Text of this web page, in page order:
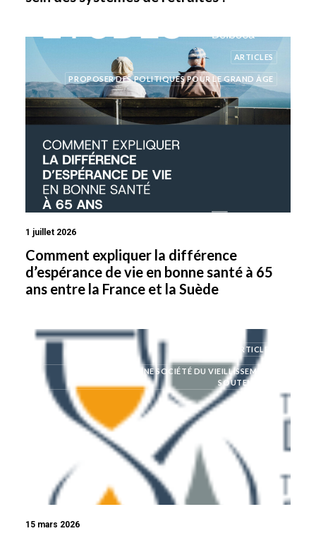
ARTICLES
PROPOSER DES POLITIQUES POUR LE GRAND ÂGE
1 juillet 2026
Comment expliquer la différence
d’espérance de vie en bonne santé à 65
ans entre la France et la Suède
ARTICLES
MODÉLISER UNE SOCIÉTÉ DU VIEILLISSEMENT
SOUTENABLE
15 mars 2026